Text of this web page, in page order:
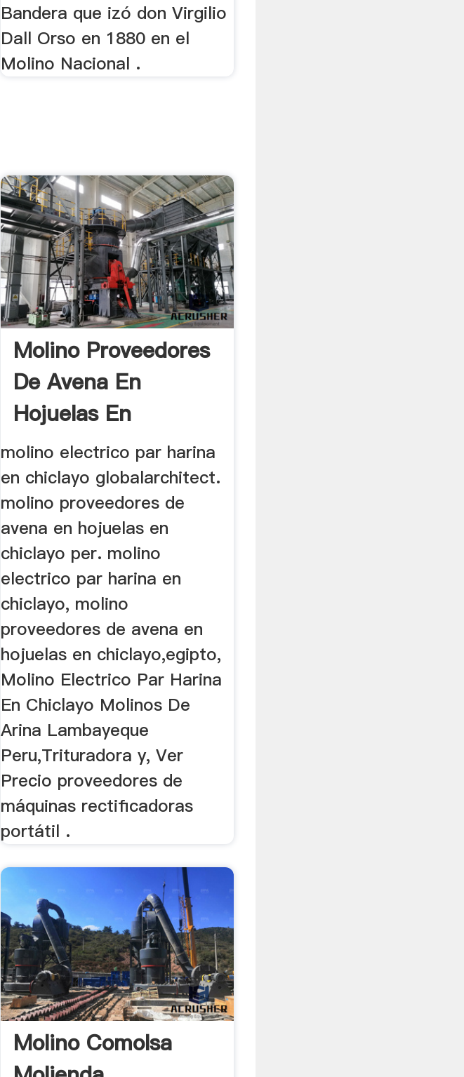
Bandera que izó don Virgilio
Dall Orso en 1880 en el
Molino Nacional .
Molino Proveedores
De Avena En
Hojuelas En
Chiclayo
molino electrico par harina
en chiclayo globalarchitect.
molino proveedores de
avena en hojuelas en
chiclayo per. molino
electrico par harina en
chiclayo, molino
proveedores de avena en
hojuelas en chiclayo,egipto,
Molino Electrico Par Harina
En Chiclayo Molinos De
Arina Lambayeque
Peru,Trituradora y, Ver
Precio proveedores de
máquinas rectificadoras
portátil .
Molino Comolsa